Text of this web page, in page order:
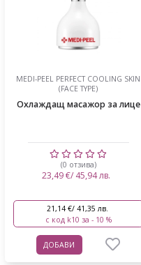
MEDI-PEEL PERFECT COOLING SKIN
(FACE TYPE)
Охлаждащ масажор за лице
(0 отзива)
23,49 €/ 45,94 лв.
21,14 €/ 41,35 лв.
с код k10 за - 10 %
ДОБАВИ